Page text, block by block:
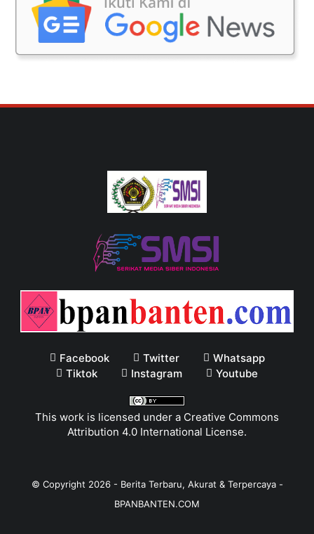
Facebook Twitter
Whatsapp
Tiktok
Instagram Youtube
This work is licensed under a Creative Commons
Attribution 4.0 International License.
© Copyright 2026- Berita Terbaru, Akurat & Terpercaya -
BPANBANTEN.COM